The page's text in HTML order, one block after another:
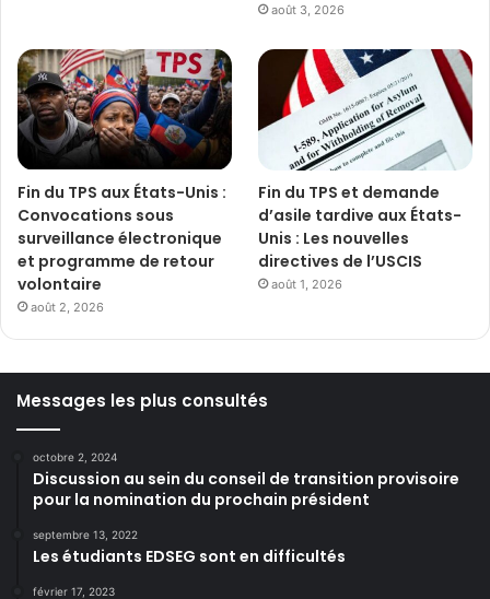
août 3, 2026
Fin du TPS aux États-Unis :
Convocations sous
surveillance électronique
et programme de retour
volontaire
août 2, 2026
Fin du TPS et demande
d’asile tardive aux États-
Unis : Les nouvelles
directives de l’USCIS
août 1, 2026
Messages les plus consultés
octobre 2, 2024
Discussion au sein du conseil de transition provisoire
pour la nomination du prochain président
septembre 13, 2022
Les étudiants EDSEG sont en difficultés
février 17, 2023